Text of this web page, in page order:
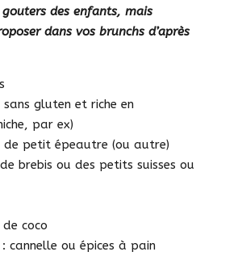
des enfants, mais
dans vos brunchs d’après
gluten et riche en
par ex)
de petit épeautre (ou autre)
brebis ou des petits suisses ou
de coco
: cannelle ou épices à pain